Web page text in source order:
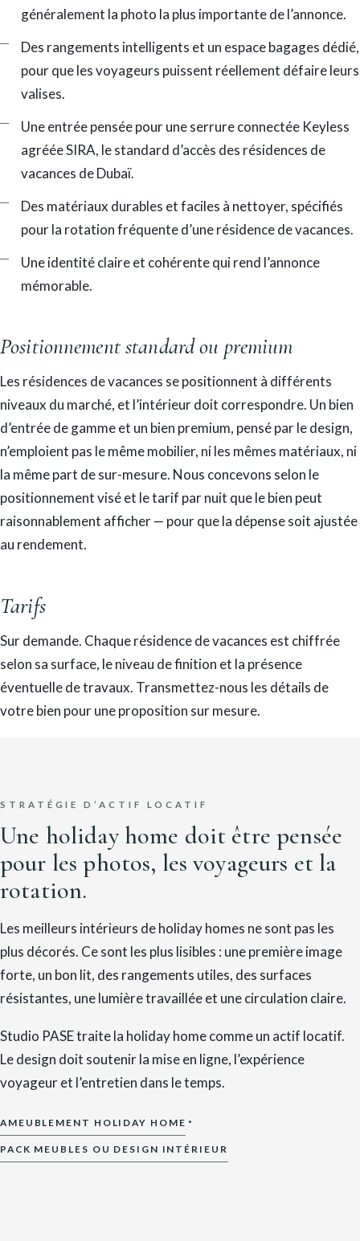
généralement la photo la plus importante de l’annonce.
Des rangements intelligents et un espace bagages dédié,
pour que les voyageurs puissent réellement défaire leurs
valises.
Une entrée pensée pour une serrure connectée Keyless
agréée SIRA, le standard d’accès des résidences de
vacances de Dubaï.
Des matériaux durables et faciles à nettoyer, spécifiés
pour la rotation fréquente d’une résidence de vacances.
Une identité claire et cohérente qui rend l’annonce
mémorable.
Positionnement standard ou premium
Les résidences de vacances se positionnent à différents
niveaux du marché, et l’intérieur doit correspondre. Un bien
d’entrée de gamme et un bien premium, pensé par le design,
n’emploient pas le même mobilier, ni les mêmes matériaux, ni
la même part de sur-mesure. Nous concevons selon le
positionnement visé et le tarif par nuit que le bien peut
raisonnablement afficher — pour que la dépense soit ajustée
au rendement.
Tarifs
Sur demande. Chaque résidence de vacances est chiffrée
selon sa surface, le niveau de finition et la présence
éventuelle de travaux. Transmettez-nous les détails de
votre bien pour une proposition sur mesure.
STRATÉGIE D’ACTIF LOCATIF
Une holiday home doit être pensée
pour les photos, les voyageurs et la
rotation.
Les meilleurs intérieurs de holiday homes ne sont pas les
plus décorés. Ce sont les plus lisibles : une première image
forte, un bon lit, des rangements utiles, des surfaces
résistantes, une lumière travaillée et une circulation claire.
Studio PASE traite la holiday home comme un actif locatif.
Le design doit soutenir la mise en ligne, l’expérience
voyageur et l’entretien dans le temps.
AMEUBLEMENT HOLIDAY HOME ·
PACK MEUBLES OU DESIGN INTÉRIEUR